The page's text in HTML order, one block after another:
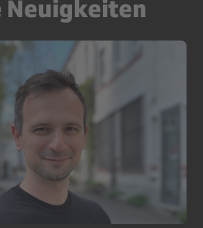
Neuigkeiten